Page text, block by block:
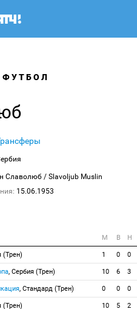
ФУТБОЛ
Славолюб / Slavoljub Muslin
15.06.1953
М В Н
(Трен) 1 0 0
, Сербия (Трен) 10 6 3
, Стандард (Трен) 0 0 0
(Трен) 10 5 2